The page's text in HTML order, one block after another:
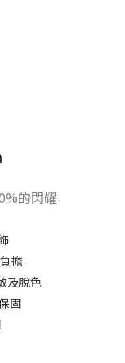
的閃耀
擔
及脫色
固